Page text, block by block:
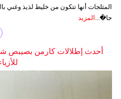
المثلجات أنها تتكون من خليط لذيذ وغني
جا�...
المزيد
أحدث إطلالات كارمن بصيبص